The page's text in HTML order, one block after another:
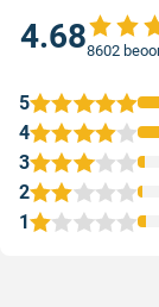
4.688602
1
2
3
4
5